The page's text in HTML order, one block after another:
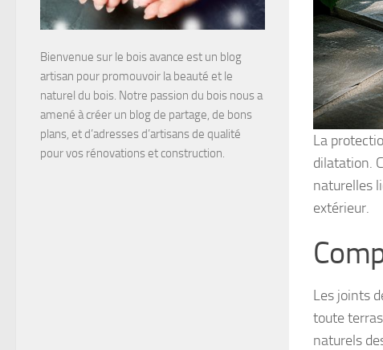
La
dilatation.
naturelles
extérieur.
Les joints
toute
naturels
Bienvenue sur le bois avance est un blog
artisan pour promouvoir la beauté et le
naturel du bois. Notre passion du bois nous a
amené à créer un blog de partage, de bons
plans, et d’adresses d’artisans de qualité
pour vos rénovations et construction.